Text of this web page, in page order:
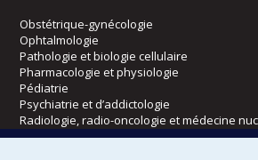
Obstétrique-gynécologie
Ophtalmologie
Pathologie et biologie cellulaire
Pharmacologie et physiologie
Pédiatrie
Psychiatrie et d’addictologie
Radiologie, radio-oncologie et médecine